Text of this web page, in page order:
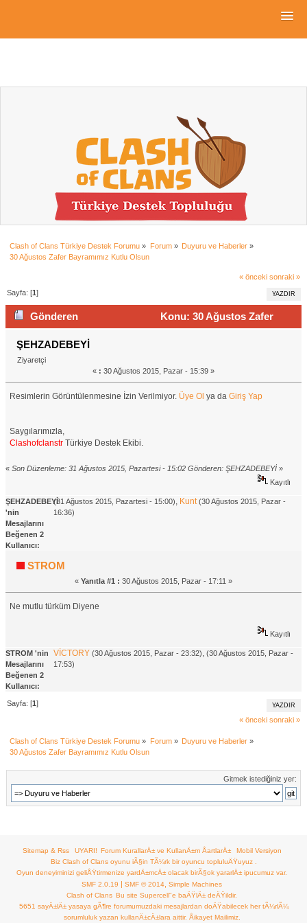
Clash of Clans Türkiye Destek Forumu » Forum» Duyuru ve Haberler»
30 Ağustos Zafer Bayramımız Kutlu Olsun
« önceki sonraki »
YAZDIR
Sayfa: [1]
Gönderen
Konu: 30 Ağustos Zafer
Bayramımız Kutlu Olsun (Okunma sayısı 1426 defa)
ŞEHZADEBEYİ
Ziyaretçi
« : 30 Ağustos 2015, Pazar - 15:39 »
Resimlerin Görüntülenmesine İzin Verilmiyor. Üye Ol ya daGiriş Yap
Saygılarımızla,
Clashofclanstr Türkiye Destek Ekibi.
« Son Düzenleme: 31 Ağustos 2015, Pazartesi - 15:02 Gönderen: ŞEHZADEBEYİ »
Kayıtlı
ŞEHZADEBEYİ
'nin
Mesajlarını
Beğenen 2
Kullanıcı:
(31 Ağustos 2015, Pazartesi - 15:00), Kunt (30 Ağustos 2015, Pazar -
16:36)
STROM
« Yanıtla #1 : 30 Ağustos 2015, Pazar - 17:11 »
Ne mutlu türküm Diyene
Kayıtlı
STROM 'nin
Mesajlarını
Beğenen 2
Kullanıcı:
VİCTORY (30 Ağustos 2015, Pazar - 23:32), (30 Ağustos 2015, Pazar -
17:53)
YAZDIR
Sayfa: [1]
« önceki sonraki »
Clash of Clans Türkiye Destek Forumu » Forum» Duyuru ve Haberler»
30 Ağustos Zafer Bayramımız Kutlu Olsun
Gitmek istediğiniz yer:
Sitemap & Rss UYARI! Forum KurallarÄ± ve KullanÄ±m ÅartlarÄ±
Mobil Versiyon
Biz Clash of Clans oyunu iÃ§in TÃ¼rk bir oyuncu topluluÄŸuyuz .
Oyun deneyiminizi geliÅŸtirmenize yardÄ±mcÄ± olacak birÃ§ok yararlÄ± ipucumuz var.
SMF 2.0.19 | SMF © 2014 Simple Machines
Clash of Clans Bu site Supercell"e baÄŸlÄ± deÄŸildir.
5651 sayÄ±lÄ± yasaya gÃ¶re forumumuzdaki mesajlardan doÄŸabilecek her tÃ¼rlÃ¼
sorumluluk yazan kullanÄ±cÄ±lara aittir. Åikayet Mailimiz.